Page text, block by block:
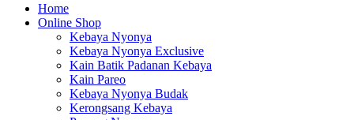
Home
Online Shop
Kebaya Nyonya
Kebaya Nyonya Exclusive
Kain Batik Padanan Kebaya
Kain Pareo
Kebaya Nyonya Budak
Kerongsang Kebaya